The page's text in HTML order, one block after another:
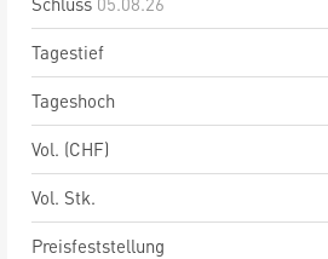
Tagestief
Tageshoch
Vol. (CHF)
Vol. Stk.
Preisfeststellung